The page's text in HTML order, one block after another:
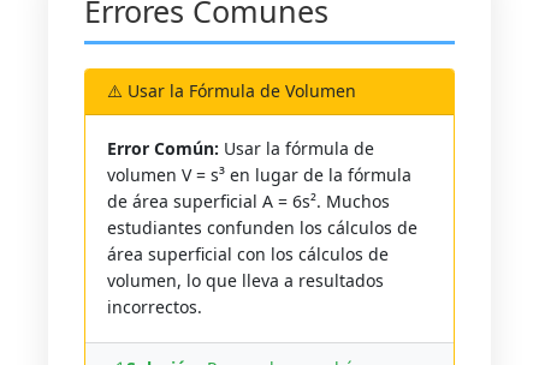
Errores Comunes
⚠️ Usar la Fórmula de Volumen
Error Común: Usar la fórmula de
volumen V = s³ en lugar de la fórmula
de área superficial A = 6s². Muchos
estudiantes confunden los cálculos de
área superficial con los cálculos de
volumen, lo que lleva a resultados
incorrectos.